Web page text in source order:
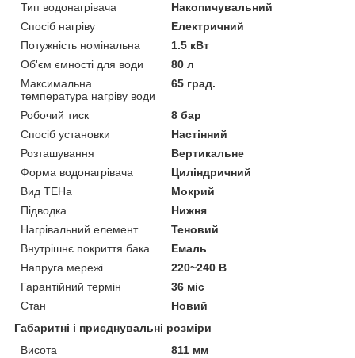
Тип водонагрівача
Накопичувальний
Спосіб нагріву
Електричний
Потужність номінальна
1.5 кВт
Об'єм ємності для води
80 л
Максимальна
температура нагріву води
65 град.
Робочий тиск
8 бар
Спосіб установки
Настінний
Розташування
Вертикальне
Форма водонагрівача
Циліндричний
Вид ТЕНа
Мокрий
Підводка
Нижня
Нагрівальний елемент
Теновий
Внутрішнє покриття бака
Емаль
Напруга мережі
220~240 В
Гарантійний термін
36 міс
Стан
Новий
Габаритні і приєднувальні розміри
Висота
811 мм